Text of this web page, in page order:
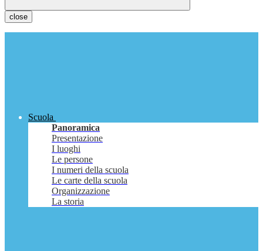
close
Scuola
Panoramica
Presentazione
I luoghi
Le persone
I numeri della scuola
Le carte della scuola
Organizzazione
La storia